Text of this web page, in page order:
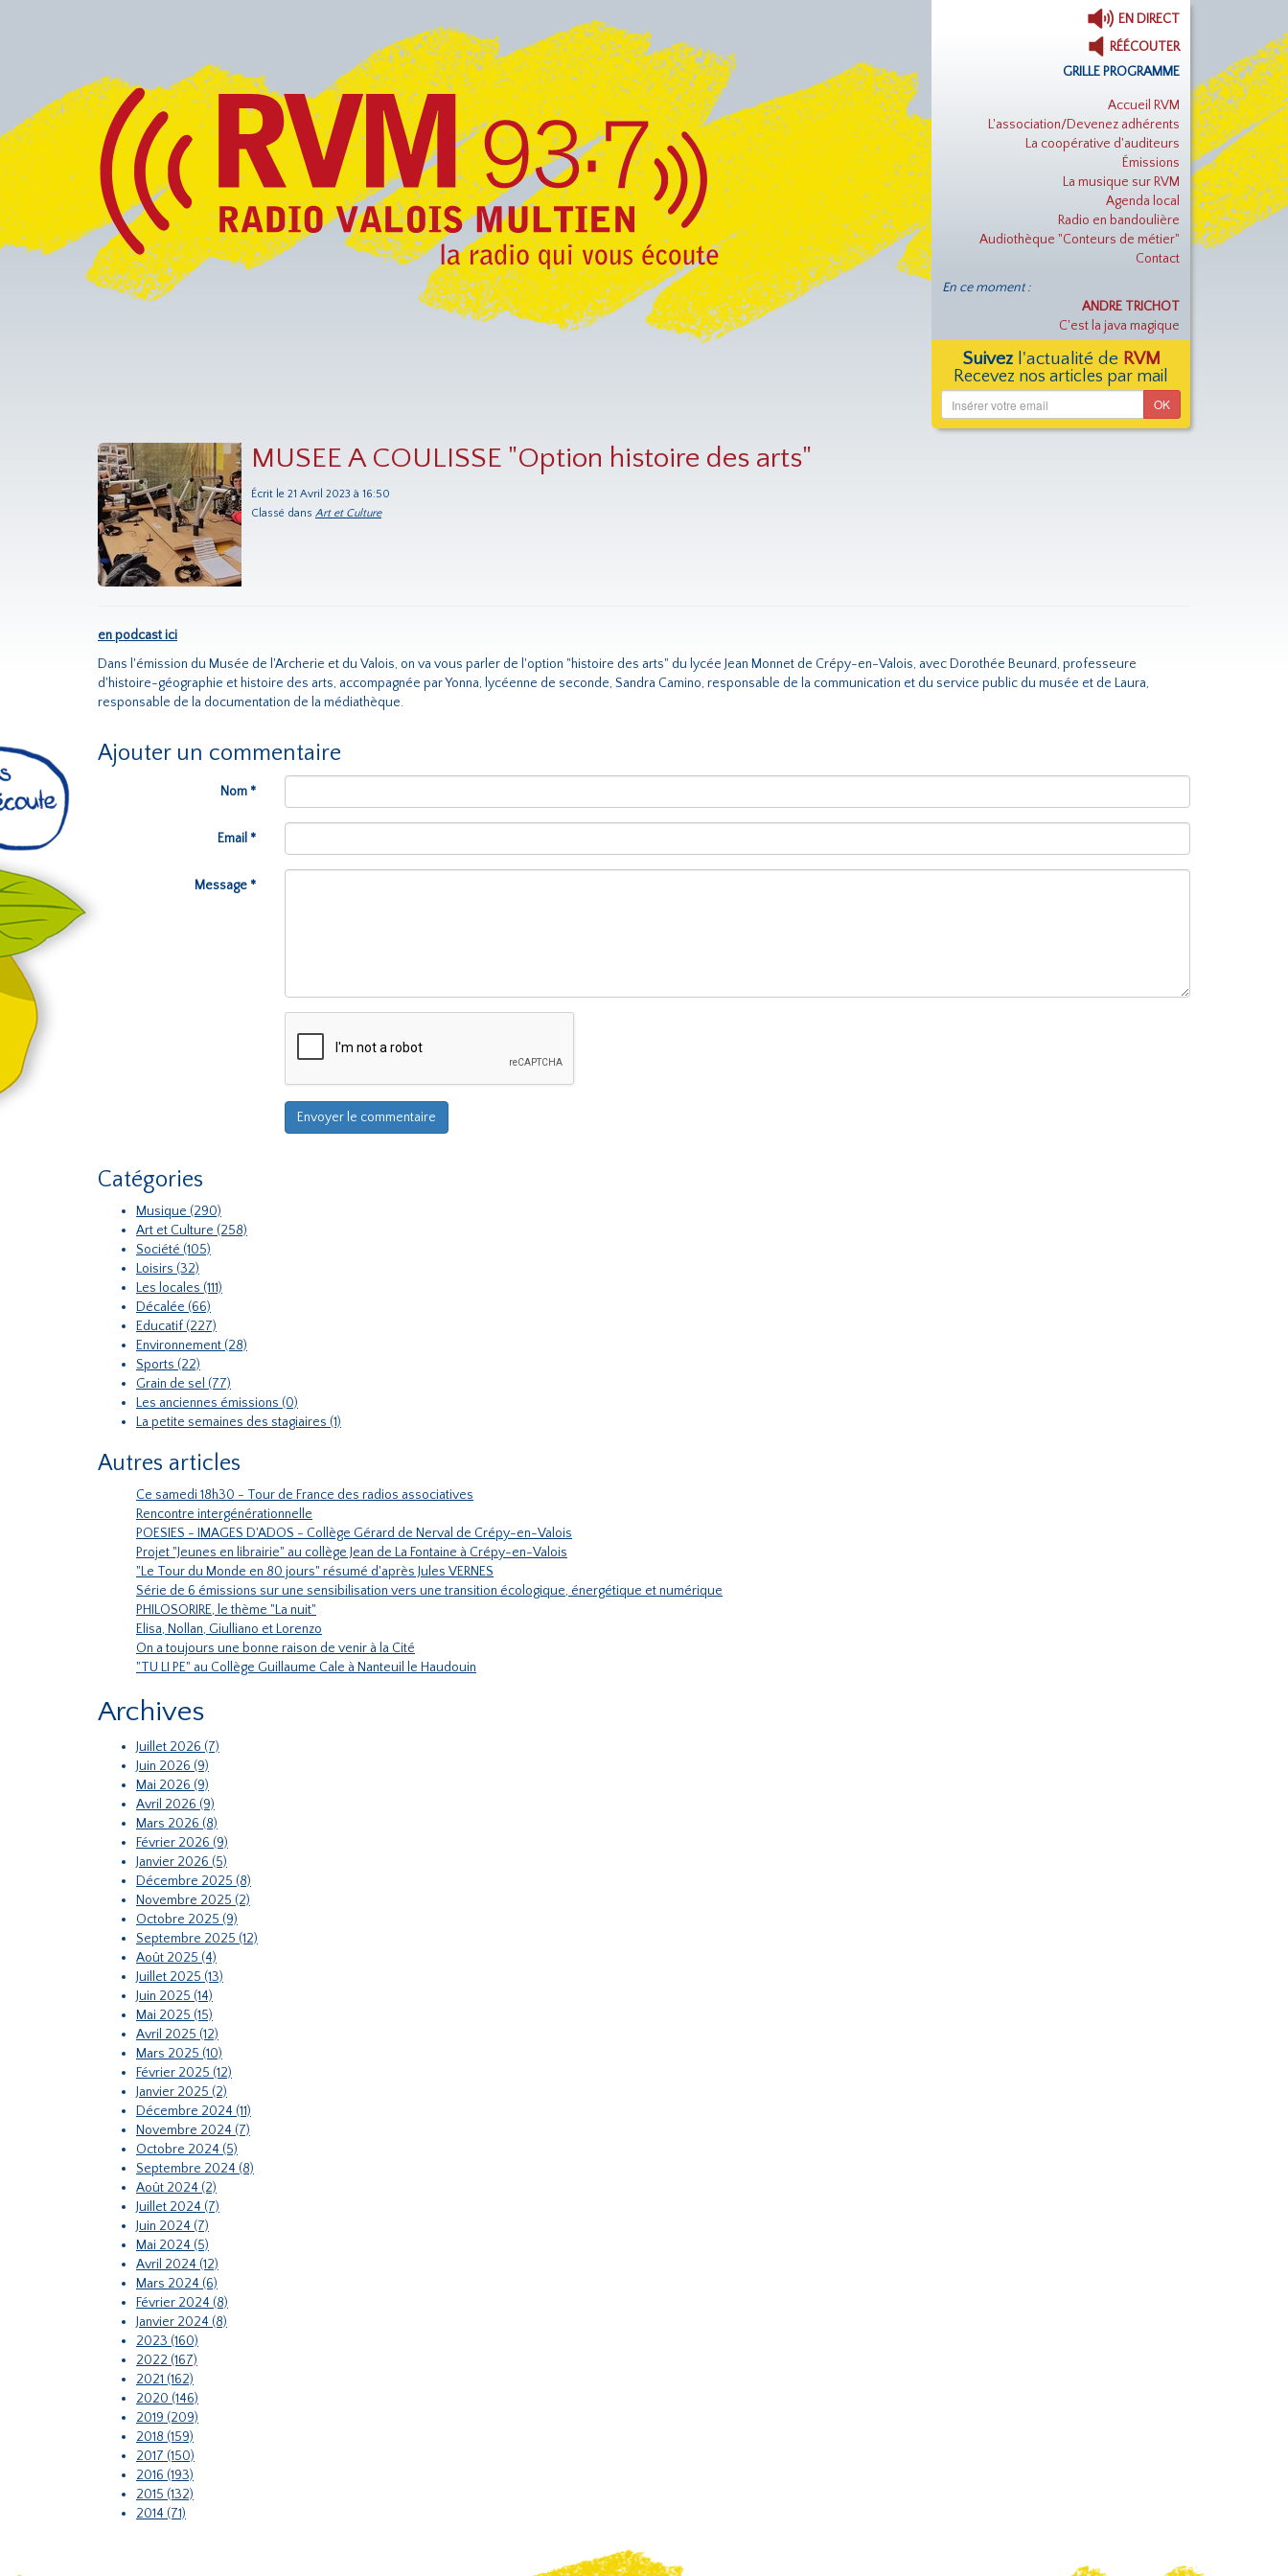
EN DIRECT
RÉÉCOUTER
GRILLE PROGRAMME
Accueil RVM
L'association/Devenez adhérents
La coopérative d'auditeurs
Émissions
La musique sur RVM
Agenda local
Radio en bandoulière
Audiothèque "Conteurs de métier"
Contact
En ce moment :
ANDRE TRICHOT
C'est la java magique
Suivezl'actualité de RVM
Recevez nos articles par mail
MUSEE A COULISSE "Option histoire des arts"
Écrit le 21 Avril 2023 à 16:50
Classé dans Art et Culture
en podcast ici
Dans l'émission du Musée de l'Archerie et du Valois, on va vous parler de l'option "histoire des arts" du lycée Jean Monnet de Crépy-en-Valois, avec Dorothée Beunard, professeure
d'histoire-géographie et histoire des arts, accompagnée par Yonna, lycéenne de seconde, Sandra Camino, responsable de la communication et du service public du musée et de Laura,
responsable de la documentation de la médiathèque.
Ajouter un commentaire
Nom *
Email *
Message *
Catégories
Musique (290)
Art et Culture (258)
Société (105)
Loisirs (32)
Les locales (111)
Décalée (66)
Educatif (227)
Environnement (28)
Sports (22)
Grain de sel (77)
Les anciennes émissions (0)
La petite semaines des stagiaires (1)
Autres articles
Ce samedi 18h30 - Tour de France des radios associatives
Rencontre intergénérationnelle
POESIES - IMAGES D'ADOS - Collège Gérard de Nerval de Crépy-en-Valois
Projet "Jeunes en librairie" au collège Jean de La Fontaine à Crépy-en-Valois
"Le Tour du Monde en 80 jours" résumé d'après Jules VERNES
Série de 6 émissions sur une sensibilisation vers une transition écologique, énergétique et numérique
PHILOSORIRE, le thème "La nuit"
Elisa, Nollan, Giulliano et Lorenzo
On a toujours une bonne raison de venir à la Cité
"TU LI PE" au Collège Guillaume Cale à Nanteuil le Haudouin
Archives
Juillet 2026 (7)
Juin 2026 (9)
Mai 2026 (9)
Avril 2026 (9)
Mars 2026 (8)
Février 2026 (9)
Janvier 2026 (5)
Décembre 2025 (8)
Novembre 2025 (2)
Octobre 2025 (9)
Septembre 2025 (12)
Août 2025 (4)
Juillet 2025 (13)
Juin 2025 (14)
Mai 2025 (15)
Avril 2025 (12)
Mars 2025 (10)
Février 2025 (12)
Janvier 2025 (2)
Décembre 2024 (11)
Novembre 2024 (7)
Octobre 2024 (5)
Septembre 2024 (8)
Août 2024 (2)
Juillet 2024 (7)
Juin 2024 (7)
Mai 2024 (5)
Avril 2024 (12)
Mars 2024 (6)
Février 2024 (8)
Janvier 2024 (8)
2023 (160)
2022 (167)
2021 (162)
2020 (146)
2019 (209)
2018 (159)
2017 (150)
2016 (193)
2015 (132)
2014 (71)